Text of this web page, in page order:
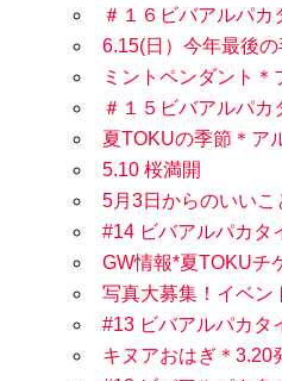
＃１６ビバアルパカ
6.15(日）今年最後の
ミントペンダント＊
＃１５ビバアルパカ
夏TOKUの季節＊ア
5.10 桜満開
5月3日からのいいこ
#14 ビバアルパカタ
GW情報*夏TOKUチ
写真大募集！イベン
#13 ビバアルパカ
キヌアおはぎ＊3.20